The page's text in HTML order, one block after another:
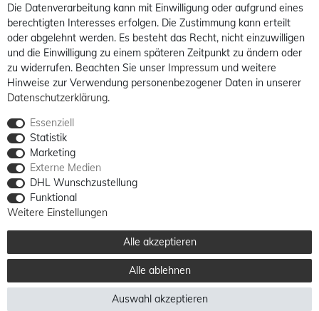
Alle Preise sind inkl. MwSt. / **Kostenloser Versand innerhalb Deutschlands möglich.
Die Datenverarbeitung kann mit Einwilligung oder aufgrund eines
berechtigten Interesses erfolgen. Die Zustimmung kann erteilt
oder abgelehnt werden. Es besteht das Recht, nicht einzuwilligen
und die Einwilligung zu einem späteren Zeitpunkt zu ändern oder
zu widerrufen. Beachten Sie unser Impressum und weitere
Hinweise zur Verwendung personenbezogener Daten in unserer
Daten­schutz­erklärung.
Essenziell
Statistik
Marketing
Externe Medien
DHL Wunschzustellung
Funktional
Weitere Einstellungen
Alle akzeptieren
Alle ablehnen
Auswahl akzeptieren